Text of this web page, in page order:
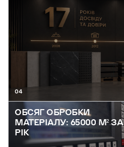
04
ОБСЯГ ОБРОБКИ
МАТЕРІАЛУ: 65000 М² ЗА
РІК